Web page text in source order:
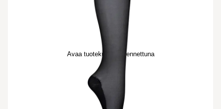
Avaa tuotekuva suurennettuna